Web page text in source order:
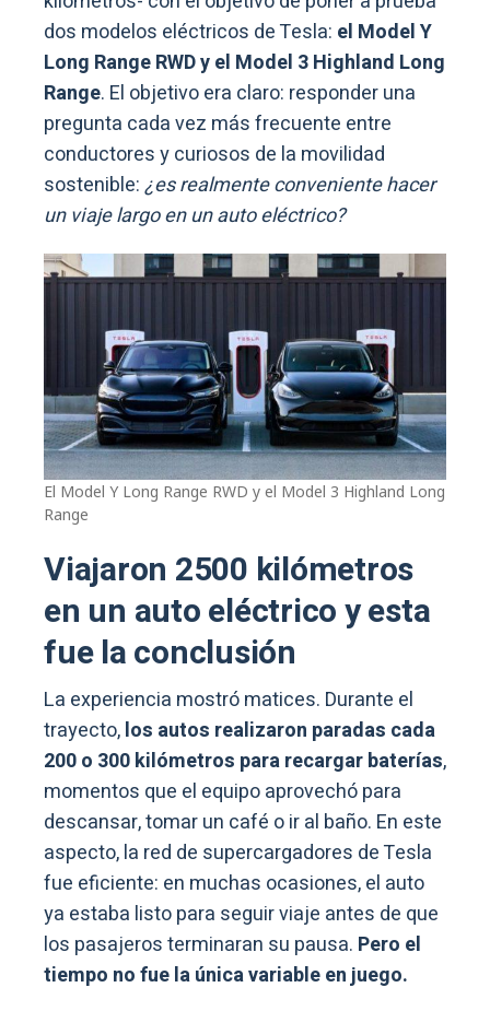
dos modelos eléctricos de Tesla: el Model Y
Long Range RWD y el Model 3 Highland Long
Range. El objetivo era claro: responder una
pregunta cada vez más frecuente entre
conductores y curiosos de la movilidad
sostenible:¿es realmente conveniente hacer
un viaje largo en un auto eléctrico?
El Model Y Long Range RWD y el Model 3 Highland Long
Range
Viajaron 2500 kilómetros
en un auto eléctrico y esta
fue la conclusión
La experiencia mostró matices. Durante el
trayecto,los autos realizaron paradas cada
200 o 300 kilómetros para recargar baterías,
momentos que el equipo aprovechó para
descansar, tomar un café o ir al baño. En este
aspecto, la red de supercargadores de Tesla
fue eficiente: en muchas ocasiones, el auto
ya estaba listo para seguir viaje antes de que
los pasajeros terminaran su pausa. Pero el
tiempo no fue la única variable en juego.